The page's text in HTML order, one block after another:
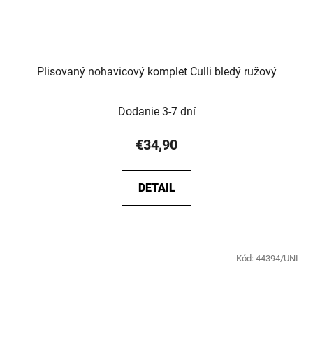
Plisovaný nohavicový komplet Culli bledý ružový
Dodanie 3-7 dní
€34,90
DETAIL
Kód: 44394/UNI